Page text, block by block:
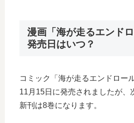
漫画「海が走るエンド
発売日はいつ？
コミック「海が走るエンドロー
11月15日に発売されましたが、
新刊は8巻になります。